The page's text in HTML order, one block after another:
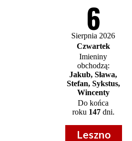
6
Sierpnia 2026
Czwartek
Imieniny
obchodzą:
Jakub, Sława,
Stefan, Sykstus,
Wincenty
Do końca
roku 147dni.
Leszno